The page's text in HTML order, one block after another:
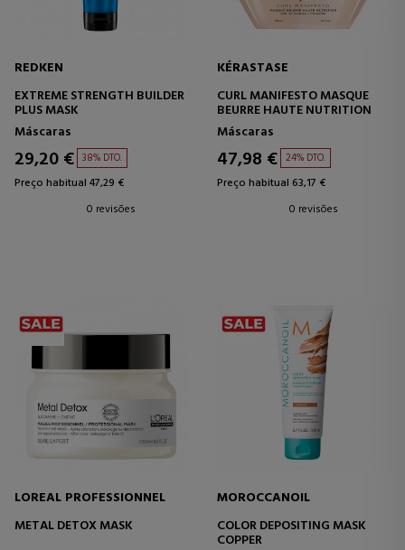
REDKEN
EXTREME STRENGTH BUILDER
PLUS MASK
Máscaras
29,20 € 38% DTO.
Preço habitual 47,29 €
0 revisões
KÉRASTASE
CURL MANIFESTO MASQUE
BEURRE HAUTE NUTRITION
Máscaras
47,98 € 24% DTO.
Preço habitual 63,17 €
0 revisões
LOREAL PROFESSIONNEL
METAL DETOX MASK
MOROCCANOIL
COLOR DEPOSITING MASK
COPPER